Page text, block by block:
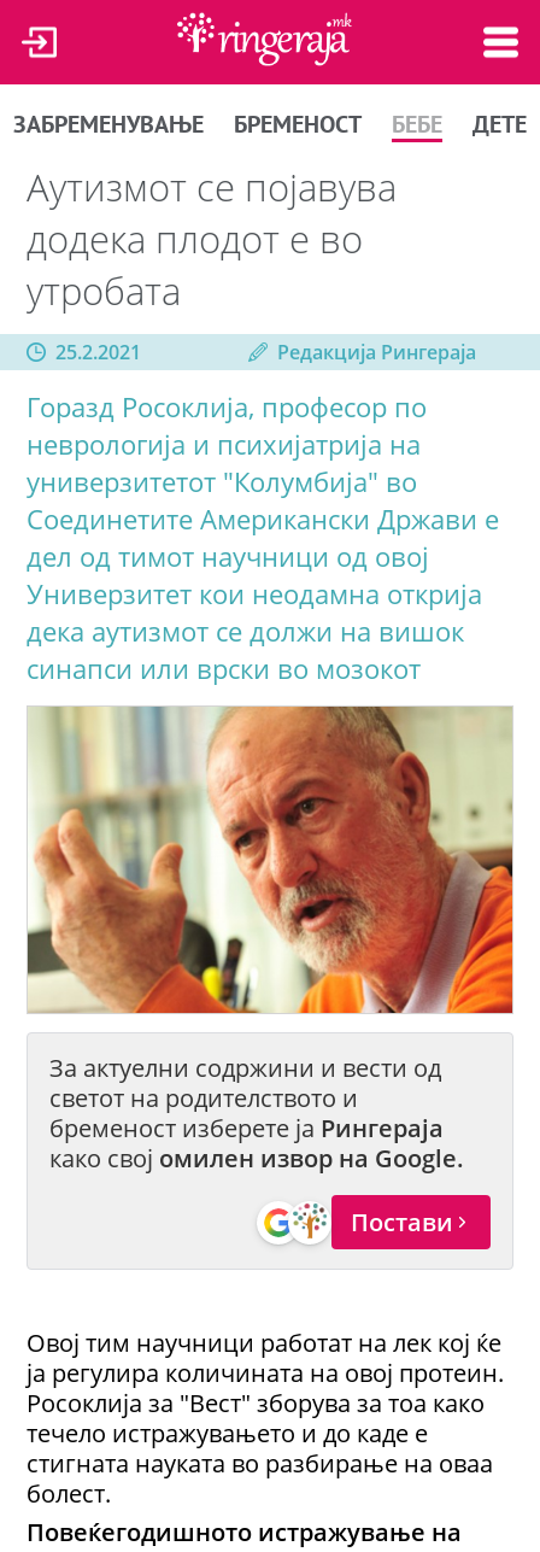
ЗАБРЕМЕНУВАЊЕ БРЕМЕНОСТ БЕБЕ ДЕТЕ
Аутизмот се појавува
додека плодот е во
утробата
25.2.2021 Редакција Рингераја
Горазд Росоклија, професор по
неврологија и психијатрија на
универзитетот "Колумбија" во
Соединетите Американски Држави е
дел од тимот научници од овој
Универзитет кои неодамна открија
дека аутизмот се должи на вишок
синапси или врски во мозокот
За актуелни содржини и вести од
светот на родителството и
бременост изберете ја Рингераја
како свој омилен извор на Google.
Постави
Овој тим научници работат на лек кој ќе
ја регулира количината на овој протеин.
Росоклија за "Вест" зборува за тоа како
течело истражувањето и до каде е
стигната науката во разбирање на оваа
болест.
Повеќегодишното истражување на